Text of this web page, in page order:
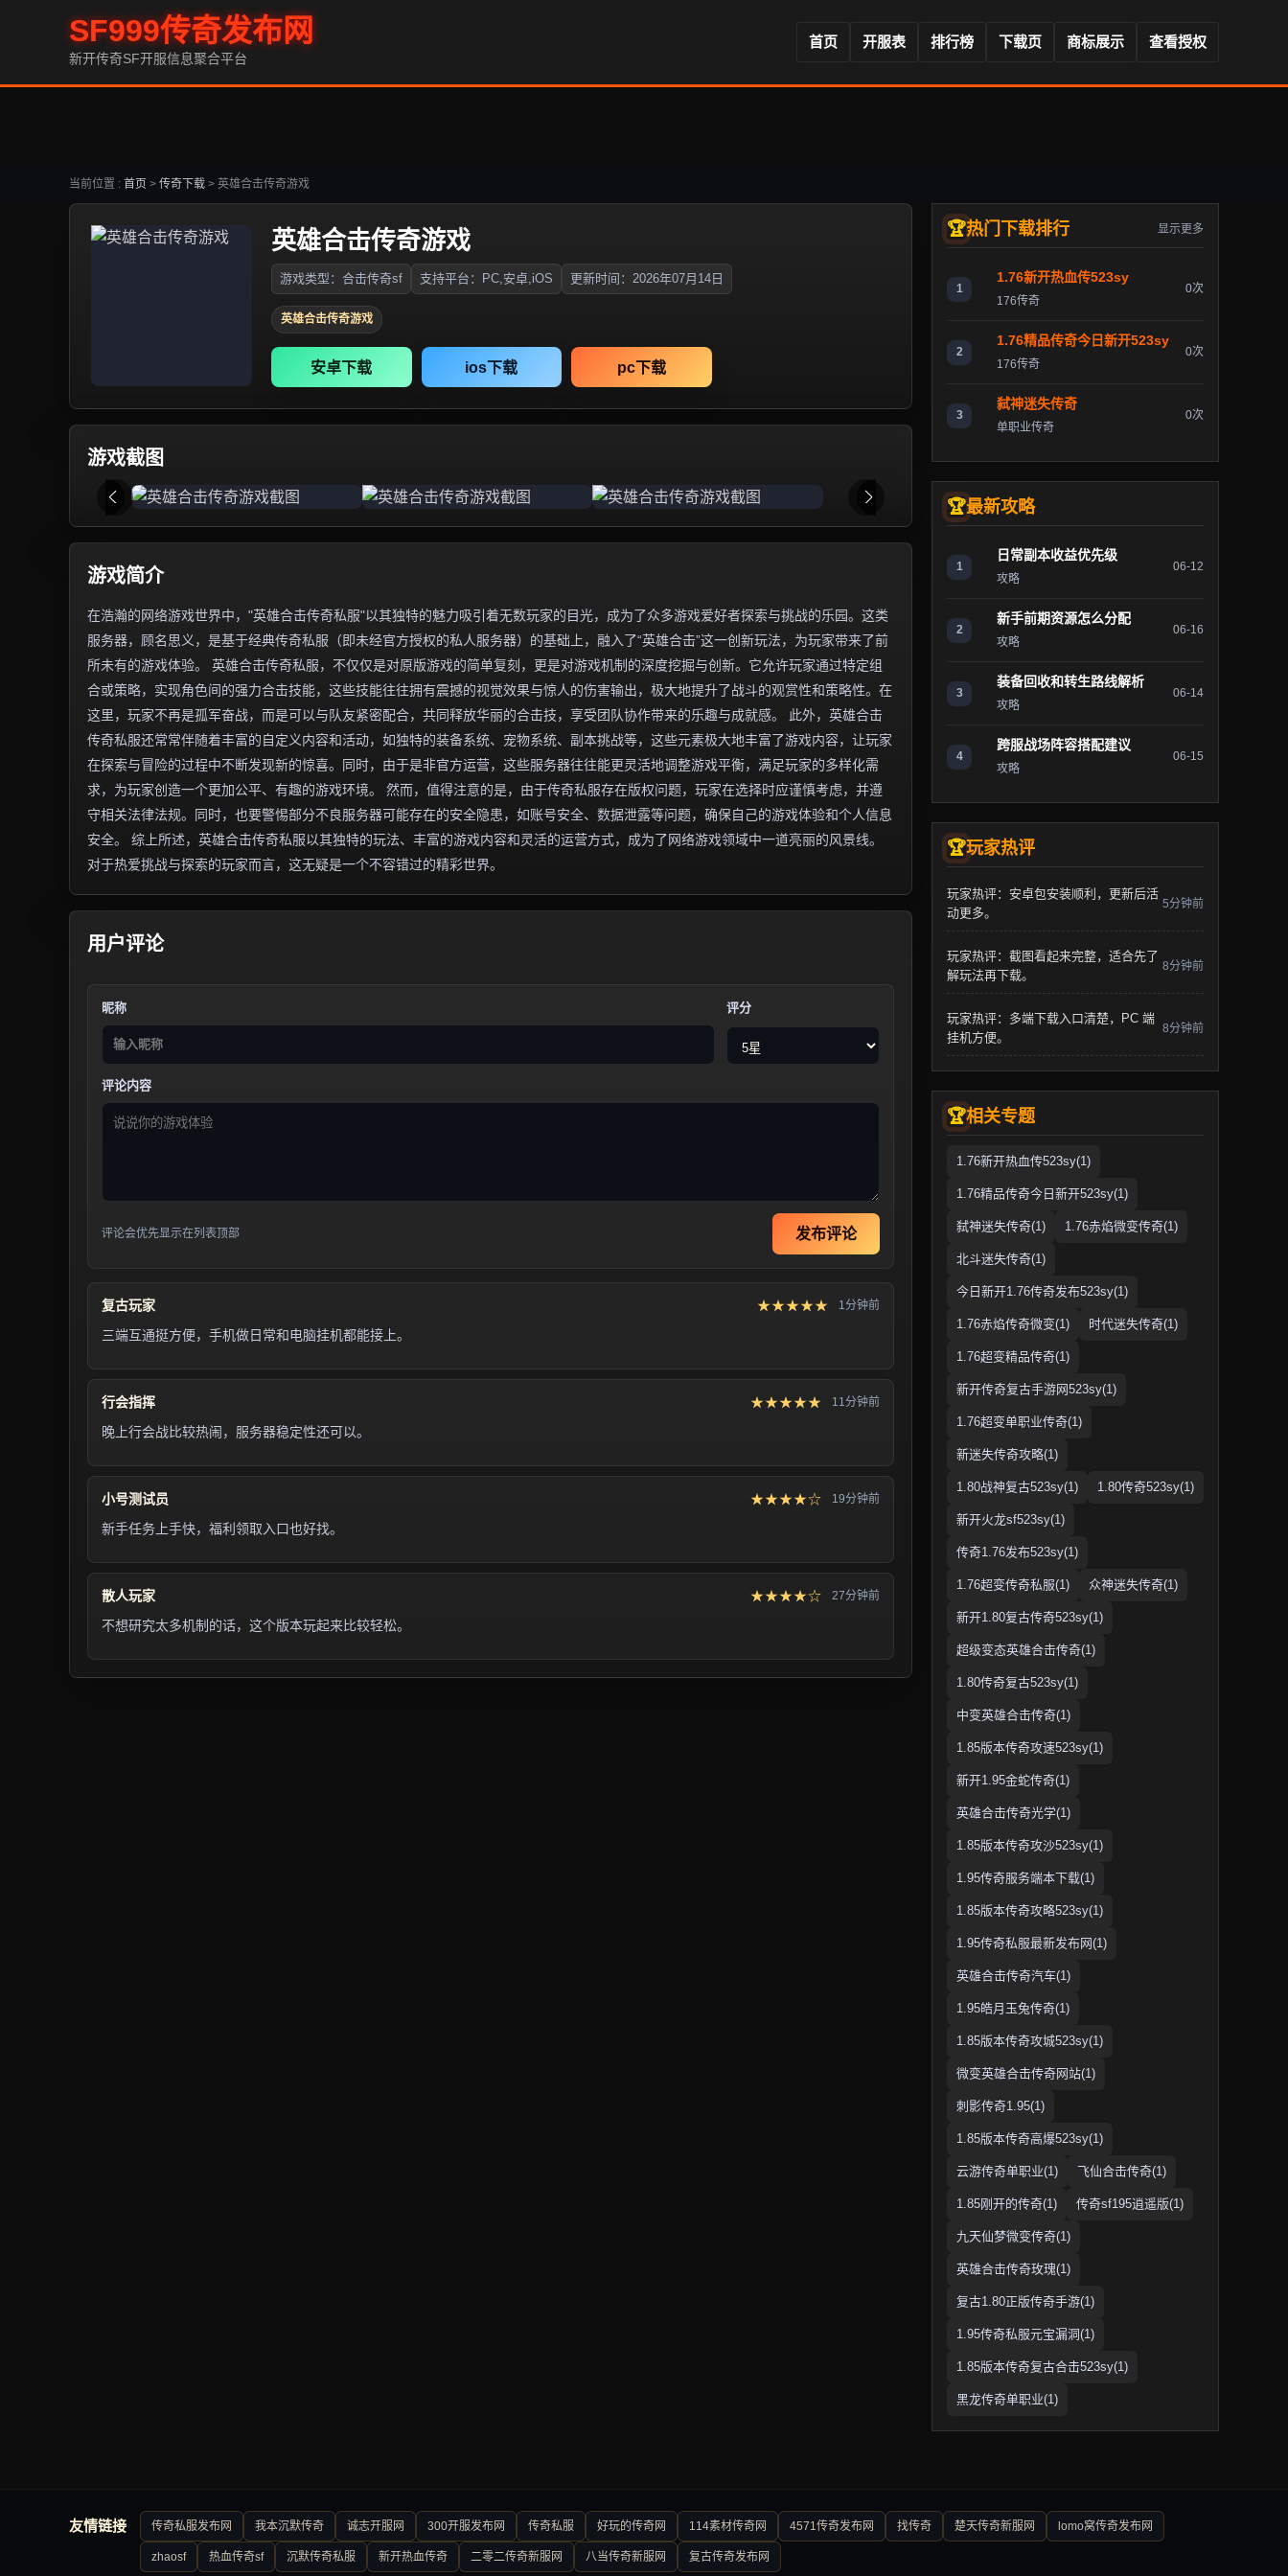
SF999传奇发布网
新开传奇SF开服信息聚合平台
首页 开服表 排行榜 下载页 商标展示 查看授权
当前位置 : 首页 > 传奇下载 > 英雄合击传奇游戏
英雄合击传奇游戏
游戏类型：合击传奇sf 支持平台：PC,安卓,iOS 更新时间：2026年07月14日
英雄合击传奇游戏
安卓下载 ios下载 pc下载
游戏截图
游戏简介
在浩瀚的网络游戏世界中，"英雄合击传奇私服"以其独特的魅力吸引着无数玩家的目光，成为了众多游戏爱好者探索与挑战的乐园。这类
服务器，顾名思义，是基于经典传奇私服（即未经官方授权的私人服务器）的基础上，融入了“英雄合击”这一创新玩法，为玩家带来了前
所未有的游戏体验。 英雄合击传奇私服，不仅仅是对原版游戏的简单复刻，更是对游戏机制的深度挖掘与创新。它允许玩家通过特定组
合或策略，实现角色间的强力合击技能，这些技能往往拥有震撼的视觉效果与惊人的伤害输出，极大地提升了战斗的观赏性和策略性。在
这里，玩家不再是孤军奋战，而是可以与队友紧密配合，共同释放华丽的合击技，享受团队协作带来的乐趣与成就感。 此外，英雄合击
传奇私服还常常伴随着丰富的自定义内容和活动，如独特的装备系统、宠物系统、副本挑战等，这些元素极大地丰富了游戏内容，让玩家
在探索与冒险的过程中不断发现新的惊喜。同时，由于是非官方运营，这些服务器往往能更灵活地调整游戏平衡，满足玩家的多样化需
求，为玩家创造一个更加公平、有趣的游戏环境。 然而，值得注意的是，由于传奇私服存在版权问题，玩家在选择时应谨慎考虑，并遵
守相关法律法规。同时，也要警惕部分不良服务器可能存在的安全隐患，如账号安全、数据泄露等问题，确保自己的游戏体验和个人信息
安全。 综上所述，英雄合击传奇私服以其独特的玩法、丰富的游戏内容和灵活的运营方式，成为了网络游戏领域中一道亮丽的风景线。
对于热爱挑战与探索的玩家而言，这无疑是一个不容错过的精彩世界。
用户评论
昵称 评分
评论内容
评论会优先显示在列表顶部 发布评论
复古玩家 ★★★★★ 1分钟前
三端互通挺方便，手机做日常和电脑挂机都能接上。
行会指挥 ★★★★★ 11分钟前
晚上行会战比较热闹，服务器稳定性还可以。
小号测试员 ★★★★☆ 19分钟前
新手任务上手快，福利领取入口也好找。
散人玩家 ★★★★☆ 27分钟前
不想研究太多机制的话，这个版本玩起来比较轻松。
热门下载排行 显示更多
1
1.76新开热血传523sy
176传奇
0次
2
1.76精品传奇今日新开523sy
176传奇
0次
3
弑神迷失传奇
单职业传奇
0次
最新攻略
1
日常副本收益优先级
攻略
06-12
2
新手前期资源怎么分配
攻略
06-16
3
装备回收和转生路线解析
攻略
06-14
4
跨服战场阵容搭配建议
攻略
06-15
玩家热评
玩家热评：安卓包安装顺利，更新后活
动更多。
5分钟前
玩家热评：截图看起来完整，适合先了
解玩法再下载。
8分钟前
玩家热评：多端下载入口清楚，PC 端
挂机方便。
8分钟前
相关专题
1.76新开热血传523sy(1)
1.76精品传奇今日新开523sy(1)
弑神迷失传奇(1) 1.76赤焰微变传奇(1)
北斗迷失传奇(1)
今日新开1.76传奇发布523sy(1)
1.76赤焰传奇微变(1) 时代迷失传奇(1)
1.76超变精品传奇(1)
新开传奇复古手游网523sy(1)
1.76超变单职业传奇(1)
新迷失传奇攻略(1)
1.80战神复古523sy(1) 1.80传奇523sy(1)
新开火龙sf523sy(1)
传奇1.76发布523sy(1)
1.76超变传奇私服(1) 众神迷失传奇(1)
新开1.80复古传奇523sy(1)
超级变态英雄合击传奇(1)
1.80传奇复古523sy(1)
中变英雄合击传奇(1)
1.85版本传奇攻速523sy(1)
新开1.95金蛇传奇(1)
英雄合击传奇光学(1)
1.85版本传奇攻沙523sy(1)
1.95传奇服务端本下载(1)
1.85版本传奇攻略523sy(1)
1.95传奇私服最新发布网(1)
英雄合击传奇汽车(1)
1.95皓月玉兔传奇(1)
1.85版本传奇攻城523sy(1)
微变英雄合击传奇网站(1)
刺影传奇1.95(1)
1.85版本传奇高爆523sy(1)
云游传奇单职业(1) 飞仙合击传奇(1)
1.85刚开的传奇(1) 传奇sf195逍遥版(1)
九天仙梦微变传奇(1)
英雄合击传奇玫瑰(1)
复古1.80正版传奇手游(1)
1.95传奇私服元宝漏洞(1)
1.85版本传奇复古合击523sy(1)
黑龙传奇单职业(1)
友情链接 传奇私服发布网 我本沉默传奇 诚志开服网 300开服发布网 传奇私服 好玩的传奇网 114素材传奇网 4571传奇发布网 找传奇 楚天传奇新服网 lomo窝传奇发布网
zhaosf 热血传奇sf 沉默传奇私服 新开热血传奇 二零二传奇新服网 八当传奇新服网 复古传奇发布网